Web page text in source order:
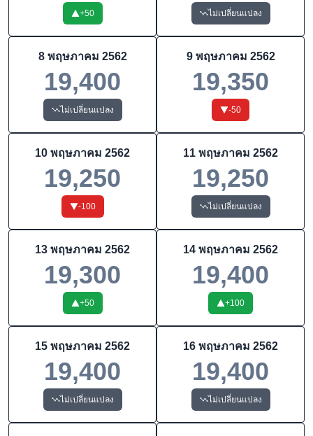
+50 ไม่เปลี่ยนแปลง
8 พฤษภาคม 2562
19,400
ไม่เปลี่ยนแปลง
9 พฤษภาคม 2562
19,350
-50
10 พฤษภาคม 2562
19,250
-100
11 พฤษภาคม 2562
19,250
ไม่เปลี่ยนแปลง
13 พฤษภาคม 2562
19,300
+50
14 พฤษภาคม 2562
19,400
+100
15 พฤษภาคม 2562
19,400
ไม่เปลี่ยนแปลง
16 พฤษภาคม 2562
19,400
ไม่เปลี่ยนแปลง